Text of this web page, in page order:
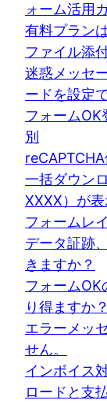
ォーム活用
有料プラン
ファイル添
迷惑メッセ
ードを設定
フォーム
別
一括ダウン
XXXX）が表
フォームレ
データ証跡
きますか？
フォームOK
り得ますか？
エラーメッ
せん。
インボイス
ロードと支